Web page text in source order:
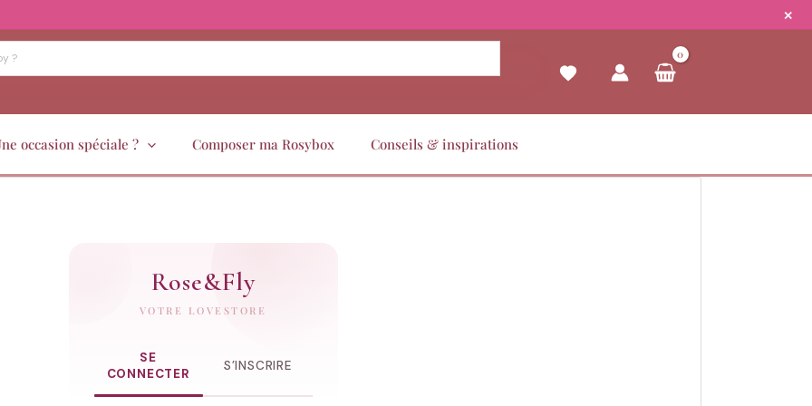
✕
occasion spéciale ? Composer ma Rosybox Conseils & inspirations
Rose&Fly
VOTRE LOVESTORE
SE
CONNECTER
S’INSCRIRE